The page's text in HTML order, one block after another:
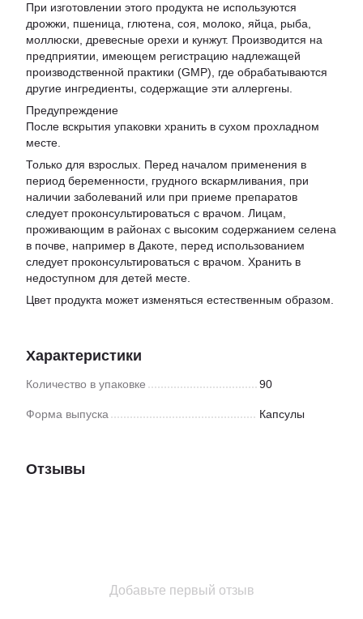
При изготовлении этого продукта не используются
дрожжи, пшеница, глютена, соя, молоко, яйца, рыба,
моллюски, древесные орехи и кунжут. Производится на
предприятии, имеющем регистрацию надлежащей
производственной практики (GMP), где обрабатываются
другие ингредиенты, содержащие эти аллергены.
Предупреждение
После вскрытия упаковки хранить в сухом прохладном
месте.
Только для взрослых. Перед началом применения в
период беременности, грудного вскармливания, при
наличии заболеваний или при приеме препаратов
следует проконсультироваться с врачом. Лицам,
проживающим в районах с высоким содержанием селена
в почве, например в Дакоте, перед использованием
следует проконсультироваться с врачом. Хранить в
недоступном для детей месте.
Цвет продукта может изменяться естественным образом.
Характеристики
Количество в упаковке 90
Форма выпуска Капсулы
Отзывы
Добавьте первый отзыв